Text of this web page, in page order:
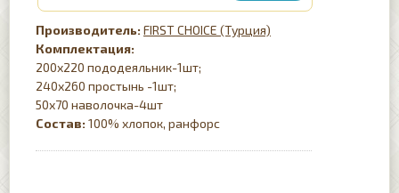
FIRST CHOICE (Турция)
Комплектация:
200х220 пододеяльник-1шт;
240х260 простынь -1шт;
50х70 наволочка-4шт
Состав: 100% хлопок, ранфорс